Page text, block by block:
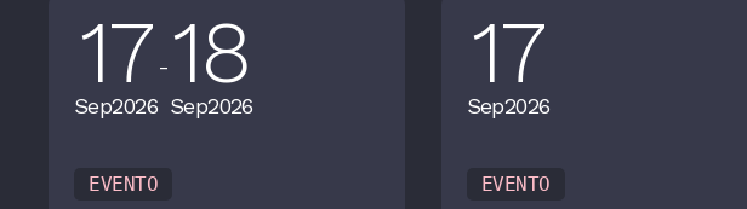
17
Sep2026
- 18
Sep2026
EVENTO
17
Sep2026
EVENTO